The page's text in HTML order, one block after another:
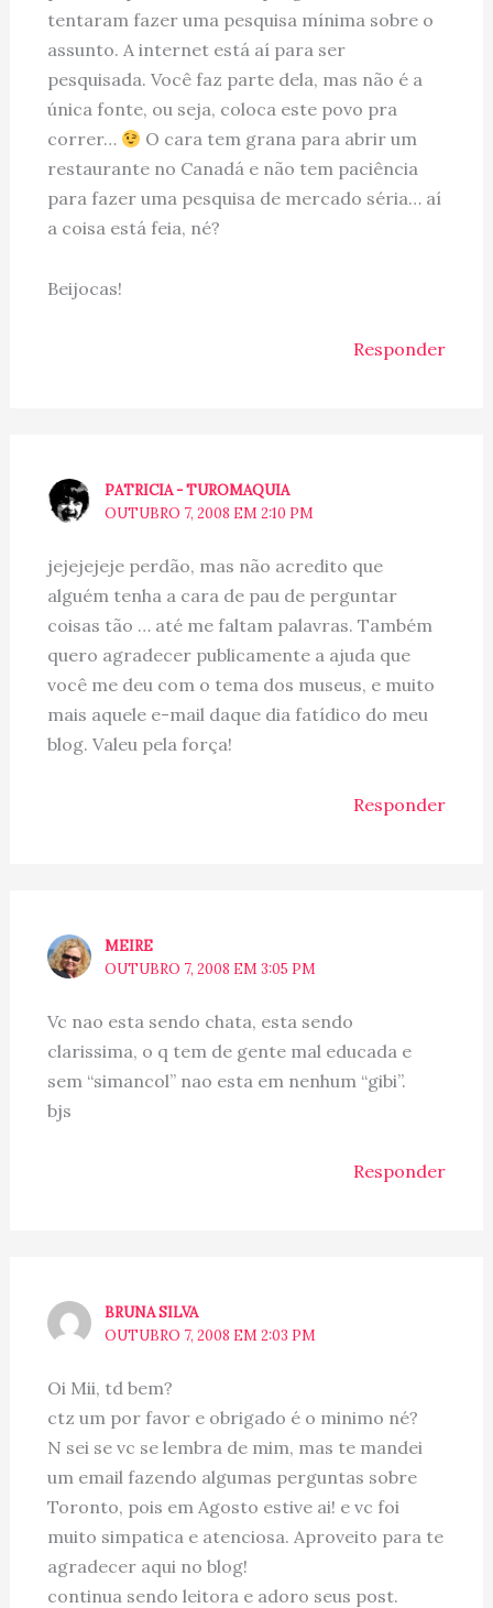
tentaram fazer uma pesquisa mínima sobre o
assunto. A internet está aí para ser
pesquisada. Você faz parte dela, mas não é a
única fonte, ou seja, coloca este povo pra
correr…
O cara tem grana para abrir um
restaurante no Canadá e não tem paciência
para fazer uma pesquisa de mercado séria… aí
a coisa está feia, né?
Beijocas!
Responder
PATRICIA - TUROMAQUIA
OUTUBRO 7, 2008 EM 2:10 PM
jejejejeje perdão, mas não acredito que
alguém tenha a cara de pau de perguntar
coisas tão … até me faltam palavras. Também
quero agradecer publicamente a ajuda que
você me deu com o tema dos museus, e muito
mais aquele e-mail daque dia fatídico do meu
blog. Valeu pela força!
Responder
MEIRE
OUTUBRO 7, 2008 EM 3:05 PM
Vc nao esta sendo chata, esta sendo
clarissima, o q tem de gente mal educada e
sem “simancol” nao esta em nenhum “gibi”.
bjs
Responder
BRUNA SILVA
OUTUBRO 7, 2008 EM 2:03 PM
Oi Mii, td bem?
ctz um por favor e obrigado é o minimo né?
N sei se vc se lembra de mim, mas te mandei
um email fazendo algumas perguntas sobre
Toronto, pois em Agosto estive ai! e vc foi
muito simpatica e atenciosa. Aproveito para te
agradecer aqui no blog!
continua sendo leitora e adoro seus post.